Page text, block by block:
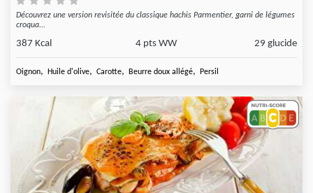
Découvrez une version revisitée du classique hachis Parmentier, garni de légumes
croqua...
387 Kcal 4 pts WW 29 glucide
Oignon, Huile d'olive, Carotte, Beurre doux allégé, Persil